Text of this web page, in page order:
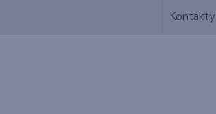
Kontakty